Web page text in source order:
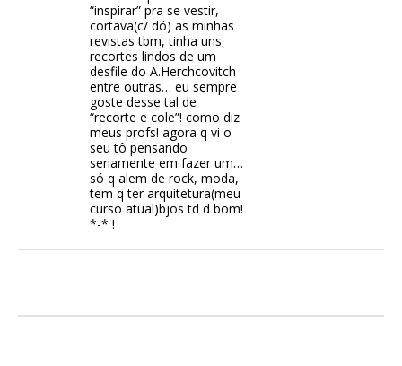
“inspirar” pra se vestir,
cortava(c/ dó) as minhas
revistas tbm, tinha uns
recortes lindos de um
desfile do A.Herchcovitch
entre outras… eu sempre
goste desse tal de
“recorte e cole”! como diz
meus profs! agora q vi o
seu tô pensando
seriamente em fazer um…
só q alem de rock, moda,
tem q ter arquitetura(meu
curso atual)bjos td d bom!
*-* !